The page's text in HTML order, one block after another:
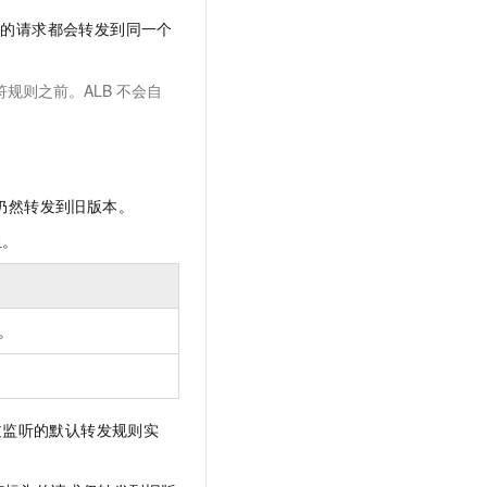
请求都会转发到同一个
规则之前。ALB 不会自
转发到旧版本。
。
听的默认转发规则实